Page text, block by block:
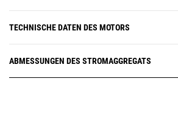
TECHNISCHE DATEN DES MOTORS
ABMESSUNGEN DES STROMAGGREGATS